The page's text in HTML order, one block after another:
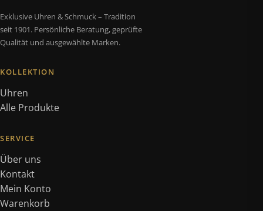
Exklusive Uhren & Schmuck – Tradition
seit 1901. Persönliche Beratung, geprüfte
Qualität und ausgewählte Marken.
KOLLEKTION
Uhren
Alle Produkte
SERVICE
Über uns
Kontakt
Mein Konto
Warenkorb